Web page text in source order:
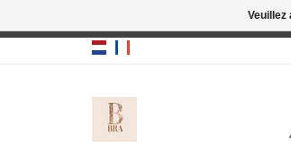
Veuillez